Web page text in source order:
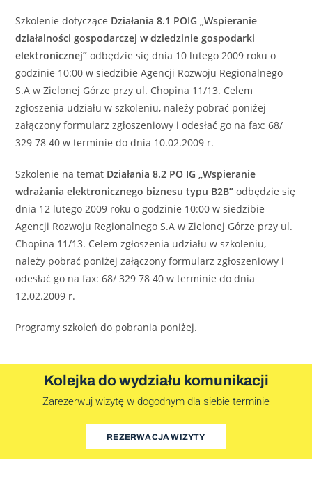
Szkolenie dotyczące Działania 8.1 POIG „Wspieranie
działalności gospodarczej w dziedzinie gospodarki
elektronicznej” odbędzie się dnia 10 lutego 2009 roku o
godzinie 10:00 w siedzibie Agencji Rozwoju Regionalnego
S.A w Zielonej Górze przy ul. Chopina 11/13. Celem
zgłoszenia udziału w szkoleniu, należy pobrać poniżej
załączony formularz zgłoszeniowy i odesłać go na fax: 68/
329 78 40 w terminie do dnia 10.02.2009 r.
Szkolenie na temat Działania 8.2 PO IG „Wspieranie
wdrażania elektronicznego biznesu typu B2B” odbędzie się
dnia 12 lutego 2009 roku o godzinie 10:00 w siedzibie
Agencji Rozwoju Regionalnego S.A w Zielonej Górze przy ul.
Chopina 11/13. Celem zgłoszenia udziału w szkoleniu,
należy pobrać poniżej załączony formularz zgłoszeniowy i
odesłać go na fax: 68/ 329 78 40 w terminie do dnia
12.02.2009 r.
Programy szkoleń do pobrania poniżej.
Kolejka do wydziału komunikacji
Zarezerwuj wizytę w dogodnym dla siebie terminie
REZERWACJA WIZYTY